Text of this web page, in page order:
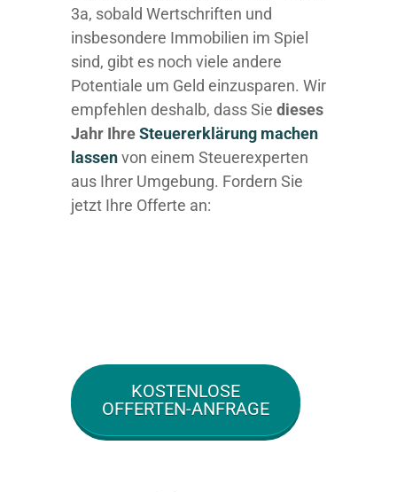
3a, sobald Wertschriften und
insbesondere Immobilien im Spiel
sind, gibt es noch viele andere
Potentiale um Geld einzusparen. Wir
empfehlen deshalb, dass Sie dieses
Jahr IhreSteuererklärung machen
lassenvon einem Steuerexperten
aus Ihrer Umgebung. Fordern Sie
jetzt Ihre Offerte an:
KOSTENLOSE
OFFERTEN-ANFRAGE